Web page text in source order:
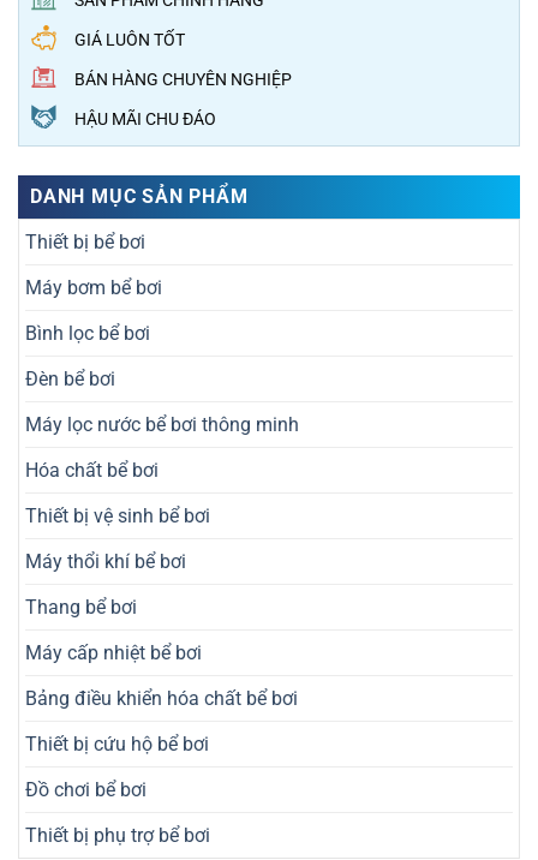
GIÁ LUÔN TỐT
BÁN HÀNG CHUYÊN NGHIỆP
HẬU MÃI CHU ĐÁO
DANH MỤC SẢN PHẨM
Thiết bị bể bơi
Máy bơm bể bơi
Bình lọc bể bơi
Đèn bể bơi
Máy lọc nước bể bơi thông minh
Hóa chất bể bơi
Thiết bị vệ sinh bể bơi
Máy thổi khí bể bơi
Thang bể bơi
Máy cấp nhiệt bể bơi
Bảng điều khiển hóa chất bể bơi
Thiết bị cứu hộ bể bơi
Đồ chơi bể bơi
Thiết bị phụ trợ bể bơi